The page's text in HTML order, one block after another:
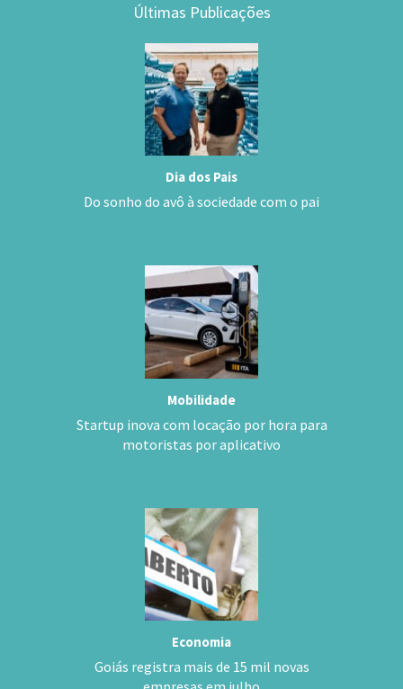
Últimas Publicações
Dia dos Pais
Do sonho do avô à sociedade com o pai
Mobilidade
Startup inova com locação por hora para
motoristas por aplicativo
Economia
Goiás registra mais de 15 mil novas